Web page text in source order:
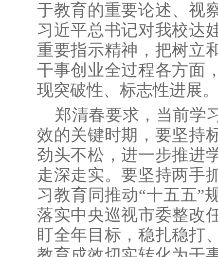
于教育的重要论述、视
习近平总书记对我校达
重要指示精神，把树立
干事创业全过程各方面
现突破性、标志性进展
郑清春要求，当前学
效的关键时期，要坚持
劲头不松，进一步推进
走深走实。要坚持两手
习教育同推动“十五五”
落实中央巡视市委整改
盯全年目标，稳扎稳打